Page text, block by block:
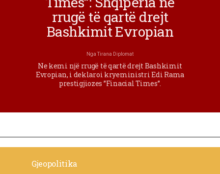
rrugë të qartë drejt
Bashkimit Evropian
Nga Tirana Diplomat
Ne kemi një rrugë të qartë drejt Bashkimit
Evropian, i deklaroi kryeministri Edi Rama
prestigjiozes ”Finacial Times”.
Gjeopolitika